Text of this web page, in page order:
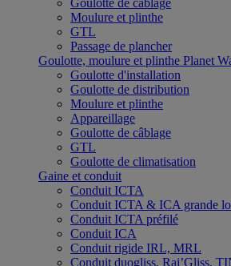
Goulotte de câblage
Moulure et plinthe
GTL
Passage de plancher
Goulotte, moulure et plinthe Planet
Goulotte d'installation
Goulotte de distribution
Moulure et plinthe
Appareillage
Goulotte de câblage
GTL
Goulotte de climatisation
Gaine et conduit
Conduit ICTA
Conduit ICTA & ICA grande
Conduit ICTA préfilé
Conduit ICA
Conduit rigide IRL, MRL
Conduit duogliss, Rai’Gliss,